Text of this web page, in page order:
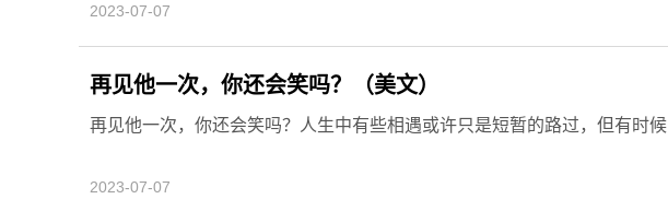
2023-07-07
再见他一次，你还会笑吗？（美文）
再见他一次，你还会笑吗？人生中有些相遇或许只是短暂的路过，但有时候
2023-07-07